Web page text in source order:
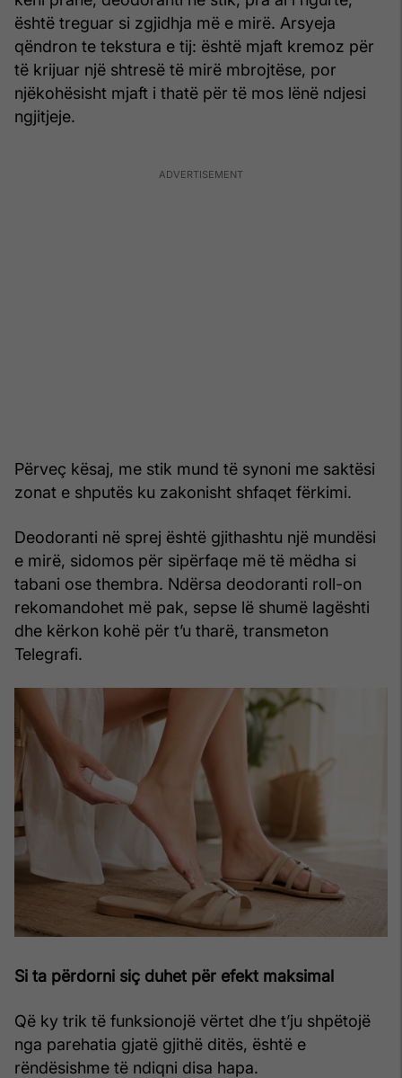
është treguar si zgjidhja më e mirë. Arsyeja
qëndron te tekstura e tij: është mjaft kremoz për
të krijuar një shtresë të mirë mbrojtëse, por
njëkohësisht mjaft i thatë për të mos lënë ndjesi
ngjitjeje.
Përveç kësaj, me stik mund të synoni me saktësi
zonat e shputës ku zakonisht shfaqet fërkimi.
Deodoranti në sprej është gjithashtu një mundësi
e mirë, sidomos për sipërfaqe më të mëdha si
tabani ose thembra. Ndërsa deodoranti roll-on
rekomandohet më pak, sepse lë shumë lagështi
dhe kërkon kohë për t’u tharë, transmeton
Telegrafi.
Si ta përdorni siç duhet për efekt maksimal
Që ky trik të funksionojë vërtet dhe t’ju shpëtojë
nga parehatia gjatë gjithë ditës, është e
rëndësishme të ndiqni disa hapa.